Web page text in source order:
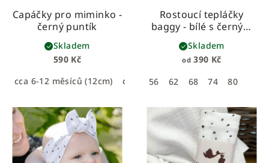
Capáčky pro miminko -
černý puntík
590 Kč
cca 6-12 měsíců (12cm)
cca 0-6 měsíců (11cm)
Skladem
Rostoucí tepláčky
baggy - bílé s černým
puntíkem
od 390 Kč
56
62 68 74 80
Skladem